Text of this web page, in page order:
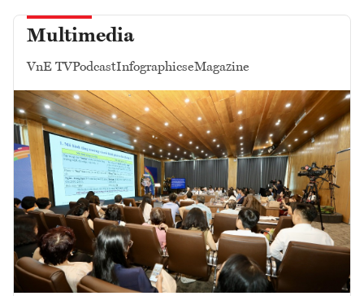
Multimedia
VnE TVPodcastInfographicseMagazine